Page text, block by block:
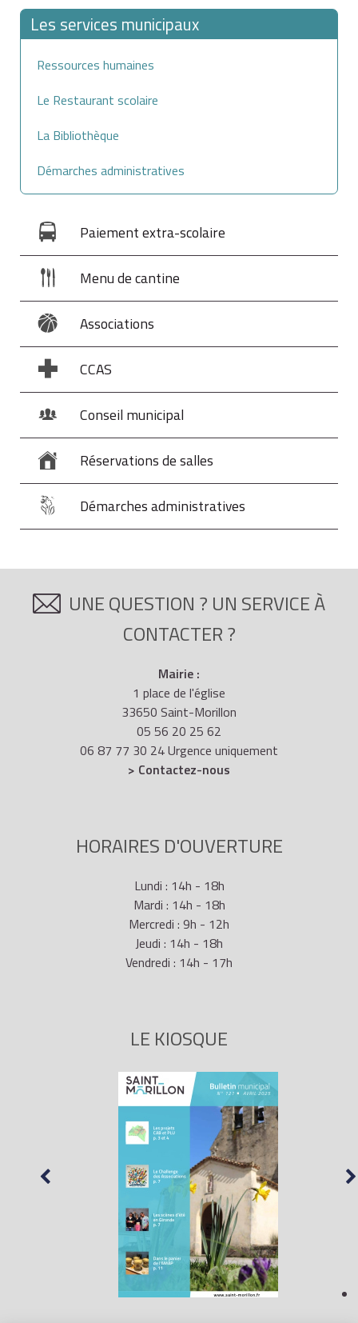
Les services municipaux
Ressources humaines
Le Restaurant scolaire
La Bibliothèque
Démarches administratives
Paiement extra-scolaire
Menu de cantine
Associations
CCAS
Conseil municipal
Réservations de salles
Démarches administratives
UNE QUESTION ? UN SERVICE À
CONTACTER ?
Mairie :
1 place de l'église
33650 Saint-Morillon
05 56 20 25 62
06 87 77 30 24 Urgence uniquement
> Contactez-nous
HORAIRES D'OUVERTURE
Lundi : 14h - 18h
Mardi : 14h - 18h
Mercredi : 9h - 12h
Jeudi : 14h - 18h
Vendredi : 14h - 17h
LE KIOSQUE